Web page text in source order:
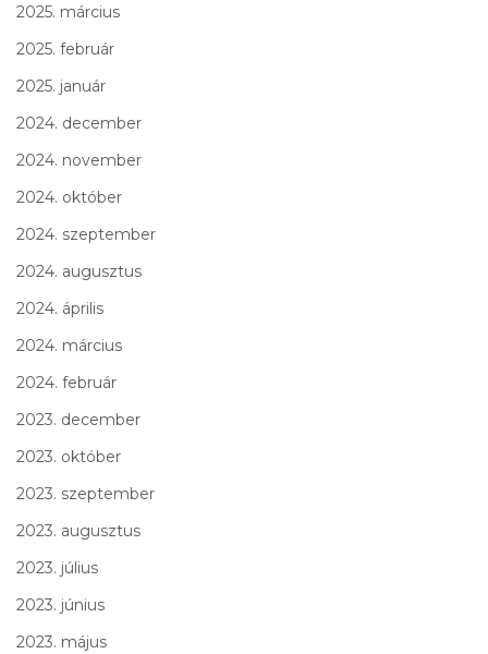
2025. március
2025. február
2025. január
2024. december
2024. november
2024. október
2024. szeptember
2024. augusztus
2024. április
2024. március
2024. február
2023. december
2023. október
2023. szeptember
2023. augusztus
2023. július
2023. június
2023. május